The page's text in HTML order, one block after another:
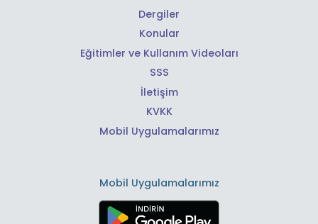
Dergiler
Konular
Eğitimler ve Kullanım Videoları
SSS
İletişim
KVKK
Mobil Uygulamalarımız
Mobil Uygulamalarımız